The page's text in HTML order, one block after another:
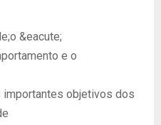
&eacute;
e o
objetivos dos